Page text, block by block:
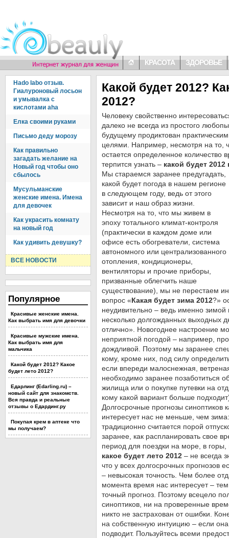
КРАСОТА ЗДОРОВЬЕ
Hado labo отзыв.
Гиалуроновый лосьон
и умывалка с
кислотами aha
Елка своими руками
Письмо деду морозу
Как правильно
загадать желание на
Новый год чтобы оно
сбылось
Мусульманские
женские имена. Имена
для девочек
Как украсить комнату
на новый год
Как удивить девушку?
ВСЕ НОВОСТИ
Популярное
Красивые женские имена.
Как выбрать имя для девочки
Красивые мужские имена.
Как выбрать имя для
мальчика
Какой будет 2012? Какое
будет лето 2012?
Едарлинг (Edarling.ru) –
новый сайт для знакомств.
Вся правда и реальные
отзывы о Едардинг.ру
Покупая крем в аптеке что
мы получаем?
Какой будет 2012?
2012?
Человеку свойственно
далеко не всегда из простого
будущему продиктован
целями. Например, несмотря на то,
остается определенное количество
терпится узнать – какой будет 2012
Мы стараемся заранее предугадать,
какой будет погода в нашем регионе
в следующем году, ведь от этого
зависит и наш образ жизни.
Несмотря на то, что мы живем в
эпоху тотального климат-контроля
(практически в каждом доме или
офисе есть обогреватели, система
автономного или централизованного
отопления, кондиционеры,
вентиляторы и прочие приборы,
призванные облегчить наше
существование), мы не перестаем
вопрос «Какая будет зима 2012?»
неудивительно – ведь именно
несколько долгожданных выходных
отлично». Новогоднее настроение
неприятной погодой – например,
дождливой. Поэтому мы заранее
кому, кроме них, под силу
если впереди малоснежная,
необходимо заранее позаботиться
жилища или о покупке путевки на
кому какой вариант больше
Долгосрочные прогнозы синоптиков
интересует нас не меньше, чем
традиционно считается порой
заранее, как распланировать свое
период для поездки на море, в
какое будет лето 2012 – не всегда
что у всех долгосрочных прогнозов
– невысокая точность. Чем более
момента время нас интересует –
точный прогноз. Поэтому всецело
синоптиков, ни на проверенные
никто не застрахован от ошибки.
на собственную интуицию – если она
подводит. Пользуйтесь всеми